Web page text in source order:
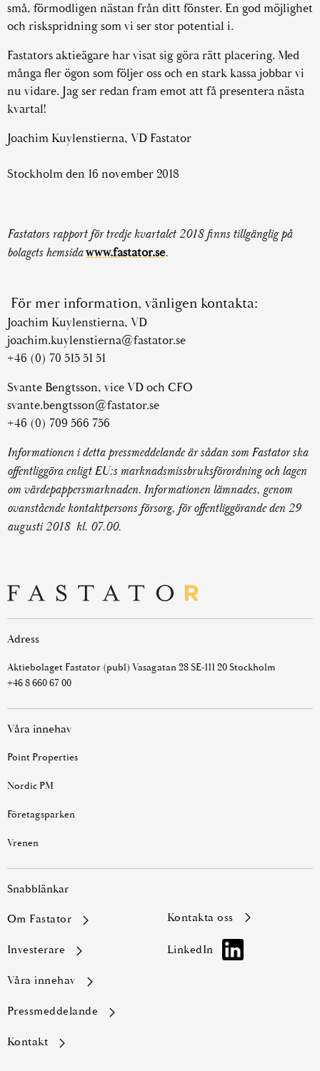
små, förmodligen nästan från ditt fönster. En god möjlighet
och riskspridning som vi ser stor potential i.
Fastators aktieägare har visat sig göra rätt placering. Med
många fler ögon som följer oss och en stark kassa jobbar vi
nu vidare. Jag ser redan fram emot att få presentera nästa
kvartal!
Joachim Kuylenstierna, VD Fastator
Stockholm den 16 november 2018
Fastators rapport för tredje kvartalet 2018 finns tillgänglig på
bolagets hemsidawww.fastator.se.
För mer information, vänligen kontakta:
Joachim Kuylenstierna, VD
joachim.kuylenstierna@fastator.se
+46 (0) 70 515 51 51
Svante Bengtsson, vice VD och CFO
svante.bengtsson@fastator.se
+46 (0) 709 566 756
Informationen i detta pressmeddelande är sådan som Fastator ska
offentliggöra enligt EU:s marknadsmissbruksförordning och lagen
om värdepappersmarknaden. Informationen lämnades, genom
ovanstående kontaktpersons försorg, för offentliggörande den 29
augusti 2018 kl. 07.00.
Adress
Aktiebolaget Fastator (publ) Vasagatan 28 SE-111 20 Stockholm
+46 8 660 67 00
Våra innehav
Point Properties
Nordic PM
Företagsparken
Vrenen
Snabblänkar
Om Fastator
Investerare
Våra innehav
Pressmeddelande
Kontakt
kontakta oss
LinkedIn